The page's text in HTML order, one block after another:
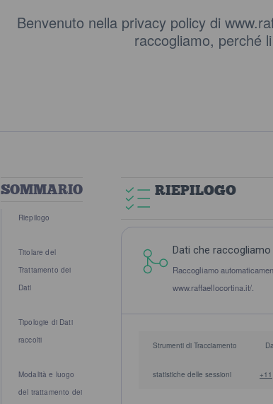
Benvenuto nella privacy policy di
raccogliamo, perché
SOMMARIO
Riepilogo
Titolare del
Trattamento dei
Dati
Tipologie di Dati
raccolti
Modalità e luogo
del trattamento dei
RIEPILOGO
Dati che
Raccogliamo
www.raffaellocortina.it/.
Strumenti di Tracciamento
statistiche delle sessioni +11